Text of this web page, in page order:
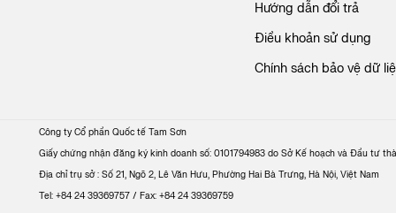
Hướng dẫn đổi trả
Điều khoản sử dụng
Chính sách bảo vệ dữ
Công ty Cổ phần Quốc tế Tam Sơn
Giấy chứng nhận đăng ký kinh doanh số: 0101794983 do Sở Kế hoạch và Đầu tư
Địa chỉ trụ sở : Số 21, Ngõ 2, Lê Văn Hưu, Phường Hai Bà Trưng, Hà Nội, Việt Nam
Tel: +84 24 39369757 / Fax: +84 24 39369759